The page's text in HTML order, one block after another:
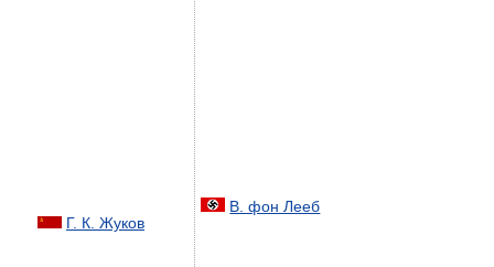
Г. К. Жуков
В. фон Лееб